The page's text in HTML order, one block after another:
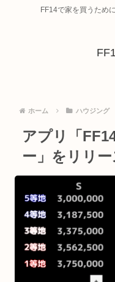
FF14で家を買うため
ホーム ハウジング
アプリ「
ー」をリリ